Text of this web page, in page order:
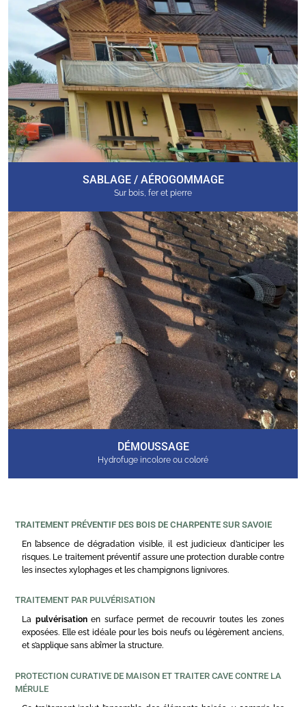
SABLAGE / AÉROGOMMAGE
Sur bois, fer et pierre
DÉMOUSSAGE
Hydrofuge incolore ou coloré
TRAITEMENT PRÉVENTIF DES BOIS DE CHARPENTE SUR SAVOIE
En l’absence de dégradation visible, il est judicieux d’anticiper les
risques. Le traitement préventif assure une protection durable contre
les insectes xylophages et les champignons lignivores.
TRAITEMENT PAR PULVÉRISATION
La pulvérisationen surface permet de recouvrir toutes les zones
exposées. Elle est idéale pour les bois neufs ou légèrement anciens,
et s’applique sans abîmer la structure.
PROTECTION CURATIVE DE MAISON ET TRAITER CAVE CONTRE LA
MÉRULE